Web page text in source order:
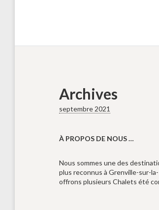
Archives
septembre 2021
À PROPOS DE NOUS …
Nous sommes une des
plus reconnus à Grenville-sur-
offrons plusieurs Chalets été